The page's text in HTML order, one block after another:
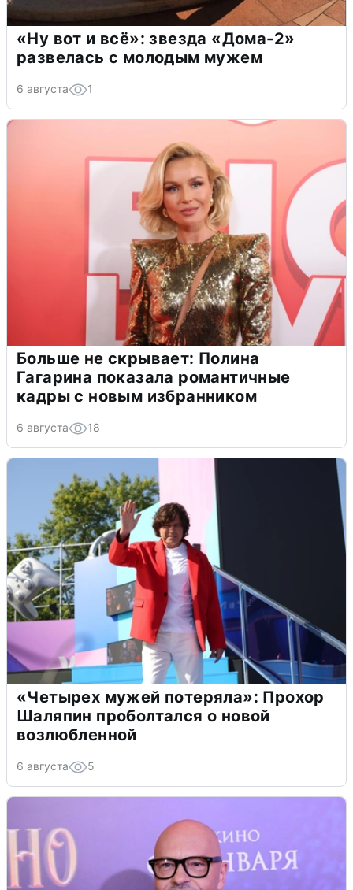
«Ну вот и всё»: звезда «Дома-2»
развелась с молодым мужем
6 августа 1
Больше не скрывает: Полина
Гагарина показала романтичные
кадры с новым избранником
6 августа 18
«Четырех мужей потеряла»: Прохор
Шаляпин проболтался о новой
возлюбленной
6 августа 5